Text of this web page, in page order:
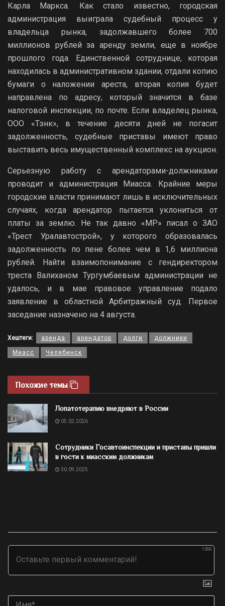
Карла Маркса. Как стало известно, городская
администрация выиграла судебный процесс у
владельца рынка, задолжавшего более 700
миллионов рублей за аренду земли, еще в ноябре
прошлого года. Единственной сотруднице, которая
находилась в административном здании, отдали копию
бумаги о наложении ареста, вторая копия будет
направлена по адресу, который значится в базе
налоговой инспекции, по почте. Если владелец рынка,
ООО «Тэнк», в течение десяти дней не погасит
задолженность, судебные приставы имеют право
выставить весь имущественный комплекс на аукцион.
Серьезную работу с арендаторами-должниками
проводит и администрация Миасса. Крайние меры
городские власти принимают лишь в исключительных
случаях, когда арендатор пытается уклониться от
платы за землю. Не так давно «МР» писал о ЗАО
«Трест Уралавтострой», у которого образовалась
задолженность по пене более чем в 1,6 миллиона
рублей. Найти взаимопонимание с гендиректором
треста Валиханом Тургумбаевым администрации не
удалось, и в мае правовое управление подало
заявление в областной Арбитражный суд. Первое
заседание назначено на 4 августа.
Хештеги: аренда арендатор долги должники
Миасс Челябинск
Похожие темы
Лопатотерапию внедряют в России
05.02.2026
Сотрудники Госавтоинспекции и приставы пришли
в гости к миасским должникам
30.09.2025
1500